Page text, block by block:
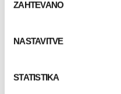
soglasja
ZAHTEVANO
NASTAVITVE
STATISTIKA
Pokrita terasa: 22
Konstrukcija